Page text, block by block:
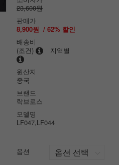
23,600원
판매가
8,900원 / 62% 할인
배송비
(조건)
지역별
원산지
중국
브랜드
락브로스
모델명
LF047,LF044
옵션